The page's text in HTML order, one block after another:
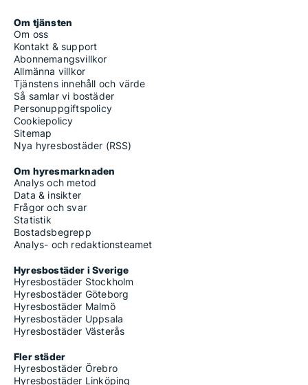
Om tjänsten
Om oss
Kontakt & support
Abonnemangsvillkor
Allmänna villkor
Tjänstens innehåll och värde
Så samlar vi bostäder
Personuppgiftspolicy
Cookiepolicy
Sitemap
Nya hyresbostäder (RSS)
Om hyresmarknaden
Analys och metod
Data & insikter
Frågor och svar
Statistik
Bostadsbegrepp
Analys- och redaktionsteamet
Hyresbostäder i Sverige
Hyresbostäder Stockholm
Hyresbostäder Göteborg
Hyresbostäder Malmö
Hyresbostäder Uppsala
Hyresbostäder Västerås
Fler städer
Hyresbostäder Örebro
Hyresbostäder Linköping